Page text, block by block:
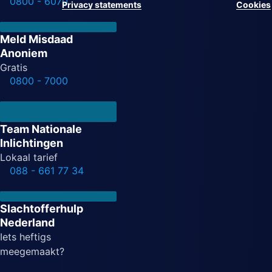
Meld Misdaad
Anoniem
Gratis
0800 - 7000
Team Nationale
Inlichtingen
Lokaal tarief
088 - 661 77 34
Slachtofferhulp
Nederland
Iets heftigs
meegemaakt?
Privacy statements
Cookies